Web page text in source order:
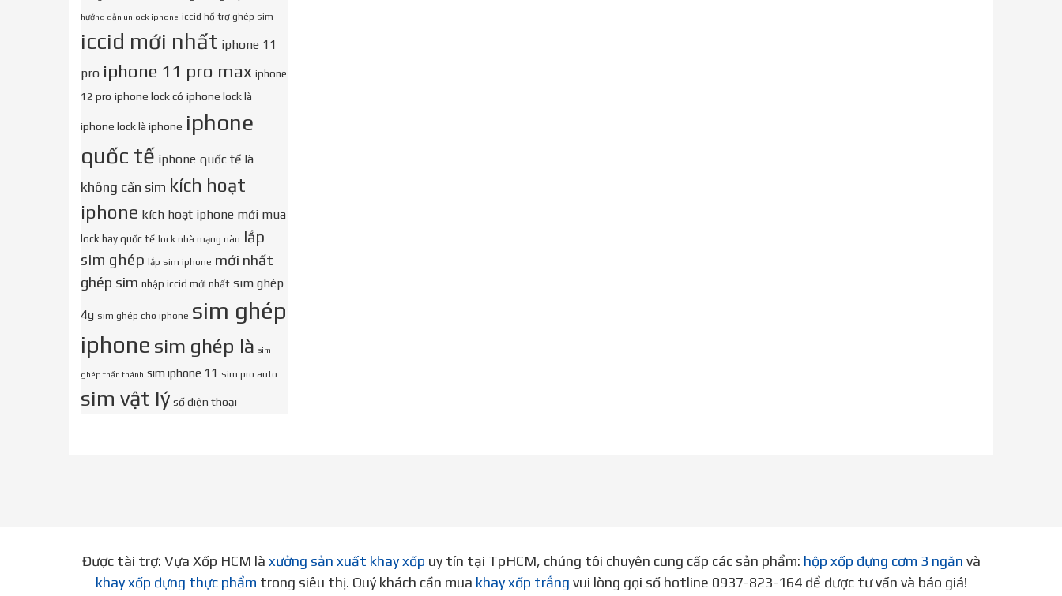
hướng dẫn unlock iphone iccid hổ trợ ghép sim
iccid mới nhất iphone 11
pro iphone 11 pro max iphone
12 pro iphone lock có iphone lock là
iphone lock là iphone iphone
quốc tế iphone quốc tế là
không cần sim kích hoạt
iphone kích hoạt iphone mới mua
lock hay quốc tế lock nhà mạng nào lắp
sim ghép lắp sim iphone mới nhất
ghép sim nhập iccid mới nhất sim ghép
4g sim ghép cho iphone sim ghép
iphone sim ghép là sim
ghép thần thánh sim iphone 11 sim pro auto
sim vật lý số điện thoại
Được tài trợ: Vựa Xốp HCM là xưởng sản xuất khay xốp uy tín tại TpHCM, chúng tôi chuyên cung cấp các sản phẩm: hộp xốp đựng cơm 3 ngăn và
khay xốp đựng thực phẩm trong siêu thị. Quý khách cần mua khay xốp trắng vui lòng gọi số hotline 0937-823-164 để được tư vấn và báo giá!